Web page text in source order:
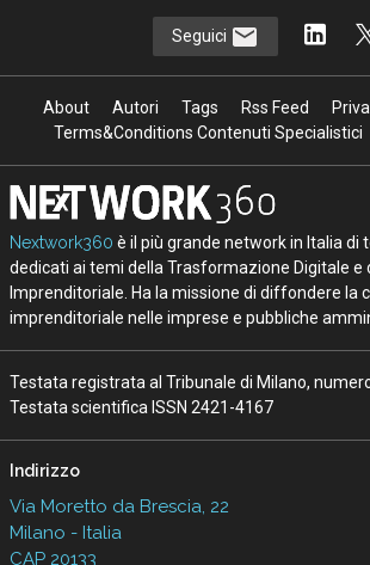
Seguici
About Autori Tags Rss Feed
Terms&Conditions Contenuti Specialistici
Nextwork360 è il più grande network in Italia di
dedicati ai temi della Trasformazione Digitale e
Imprenditoriale. Ha la missione di diffondere la
imprenditoriale nelle imprese e pubbliche
Testata registrata al Tribunale di Milano,
Testata scientifica ISSN 2421-4167
Indirizzo
Via Moretto da Brescia, 22
Milano - Italia
CAP 20133